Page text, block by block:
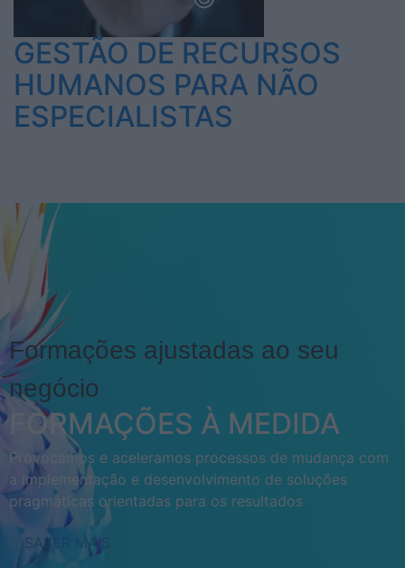
GESTÃO DE RECURSOS
HUMANOS PARA NÃO
ESPECIALISTAS
Formações ajustadas ao seu
negócio
FORMAÇÕES À MEDIDA
Provocamos e aceleramos processos de mudança com
a implementação e desenvolvimento de soluções
pragmáticas orientadas para os resultados
SABER MAIS